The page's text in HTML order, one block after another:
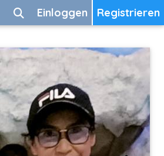
Registrieren
Einloggen